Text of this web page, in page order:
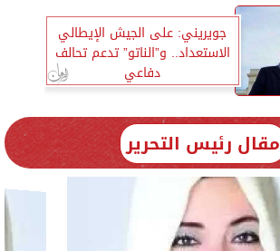
جويريني: على الجيش الإيطالي
الاستعداد.. و”الناتو” تدعم تحالف
دفاعي
مقال رئيس التحرير